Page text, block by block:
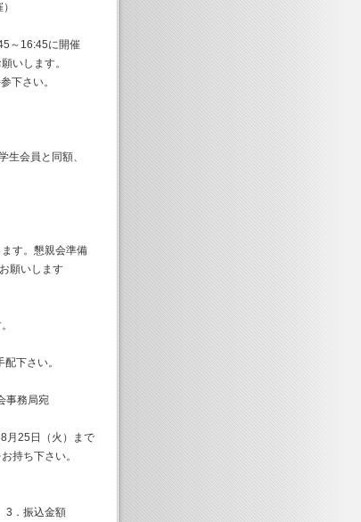
16:45に開催
します。
さい。
会員と同額、
す。懇親会準備
願いします
下さい。
事務局宛
月25日（火）まで
ち下さい。
．振込金額